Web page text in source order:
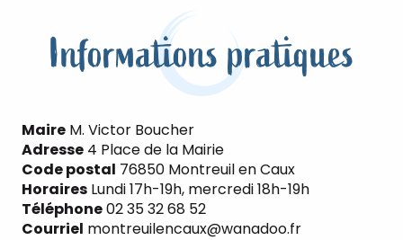
Informations pratiques
Maire M. Victor Boucher
Adresse 4 Place de la Mairie
Code postal 76850 Montreuil en Caux
Horaires Lundi 17h-19h, mercredi 18h-19h
Téléphone02 35 32 68 52
Courriel montreuilencaux@wanadoo.fr